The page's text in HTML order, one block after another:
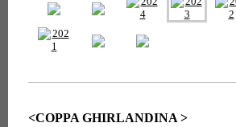
<COPPA GHIRLANDINA >